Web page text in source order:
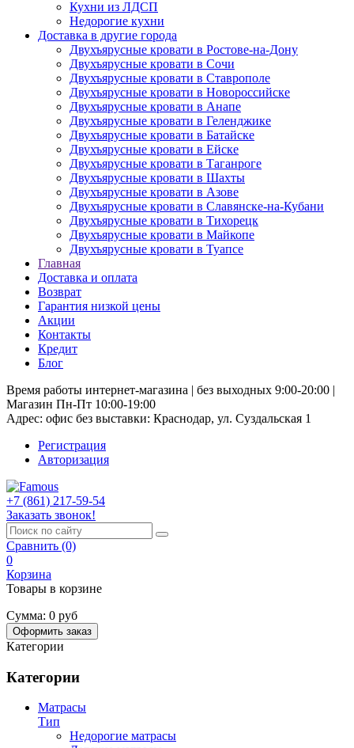
Кухни из ЛДСП
Недорогие кухни
Доставка в другие города
Двухъярусные кровати в Ростове-на-Дону
Двухъярусные кровати в Сочи
Двухъярусные кровати в Ставрополе
Двухъярусные кровати в Новороссийске
Двухъярусные кровати в Анапе
Двухъярусные кровати в Геленджике
Двухъярусные кровати в Батайске
Двухъярусные кровати в Ейске
Двухъярусные кровати в Таганроге
Двухъярусные кровати в Шахты
Двухъярусные кровати в Азове
Двухъярусные кровати в Славянске-на-Кубани
Двухъярусные кровати в Тихорецк
Двухъярусные кровати в Майкопе
Двухъярусные кровати в Туапсе
Главная
Доставка и оплата
Возврат
Гарантия низкой цены
Акции
Контакты
Кредит
Блог
Время работы интернет-магазина | без выходных 9:00-20:00 |
Магазин Пн-Пт 10:00-19:00
Адрес: офис без выставки: Краснодар, ул. Суздальская 1
Регистрация
Авторизация
+7 (861) 217-59-54
Заказать звонок!
Сравнить (0)
0
Корзина
Товары в корзине
Сумма: 0 руб
Оформить заказ
Категории
Категории
Матрасы
Тип
Недорогие матрасы